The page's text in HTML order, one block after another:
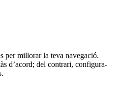
per millorar la teva navegació.
d’acord; del contrari, configura-